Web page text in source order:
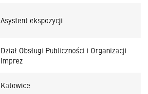
Asystent ekspozycji
Dział Obsługi Publiczności i Organizacji
Imprez
Katowice